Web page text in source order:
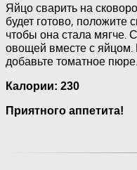
Яйцо сварить на
будет готово, положите
чтобы она стала мягче.
овощей вместе с
добавьте томатное пюре.
Калории: 230
Приятного аппетита!